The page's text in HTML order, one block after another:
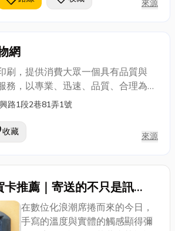
來源
網
刷，提供消費大眾一個具有品質與
務，以專業、迅速、品質、合理為
需求。
路1段2巷81弄1號
收藏 來源
推薦｜寄送的不只是訊
賀卡幫助您傳遞每一份真摯
在數位化浪潮席捲而來的今日，
手寫的溫度與實體的觸感顯得彌